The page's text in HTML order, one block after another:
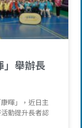
」舉辦長
暉」，近日主
動提升長者認